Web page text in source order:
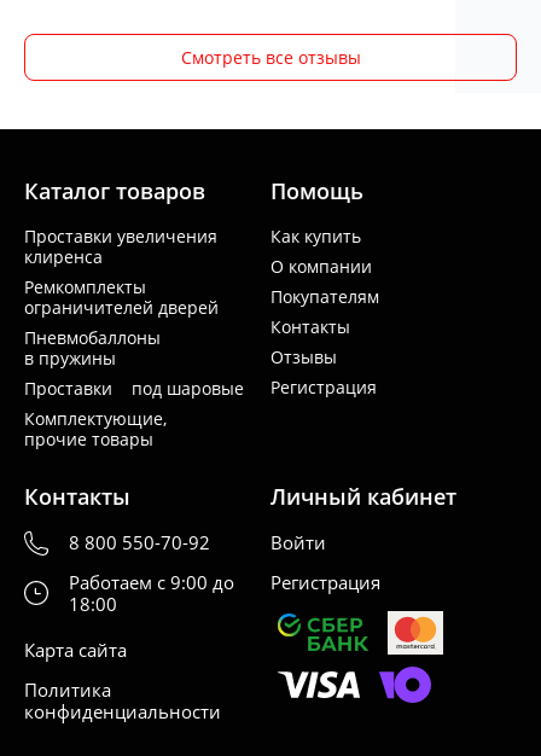
Смотреть все отзывы
Каталог товаров
Проставки увеличения
клиренса
Ремкомплекты
ограничителей дверей
Пневмобаллоны
в пружины
Проставки под шаровые
Комплектующие,
прочие товары
Помощь
Как купить
О компании
Покупателям
Контакты
Отзывы
Регистрация
Контакты
8 800 550-70-92
Работаем с 9:00 до
18:00
Карта сайта
Политика
конфиденциальности
Личный кабинет
Войти
Регистрация